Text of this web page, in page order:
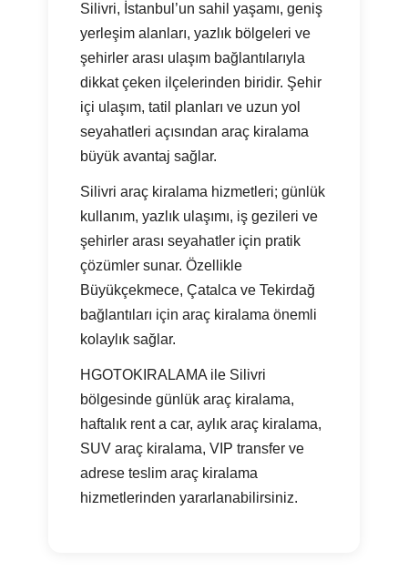
Silivri, İstanbul’un sahil yaşamı, geniş
yerleşim alanları, yazlık bölgeleri ve
şehirler arası ulaşım bağlantılarıyla
dikkat çeken ilçelerinden biridir. Şehir
içi ulaşım, tatil planları ve uzun yol
seyahatleri açısından araç kiralama
büyük avantaj sağlar.
Silivri araç kiralama hizmetleri; günlük
kullanım, yazlık ulaşımı, iş gezileri ve
şehirler arası seyahatler için pratik
çözümler sunar. Özellikle
Büyükçekmece, Çatalca ve Tekirdağ
bağlantıları için araç kiralama önemli
kolaylık sağlar.
HGOTOKIRALAMA ile Silivri
bölgesinde günlük araç kiralama,
haftalık rent a car, aylık araç kiralama,
SUV araç kiralama, VIP transfer ve
adrese teslim araç kiralama
hizmetlerinden yararlanabilirsiniz.